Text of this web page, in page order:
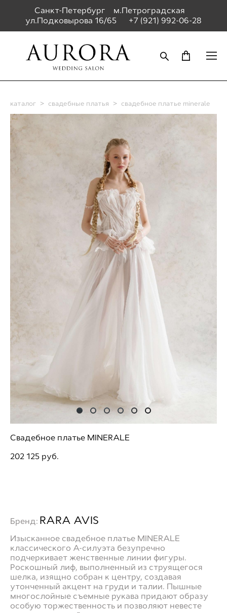
Санкт-Петербург м.Петроградская
ул.Подковырова 16/65 +7 (921) 992-06-28
каталог > свадебные платья > свадебное платье minerale
Свадебное платье MINERALE
202 125 pуб.
Бренд: RARA AVIS
Изысканное свадебное платье MINERALE
классического А-силуэта безупречно
подчеркивает женственные линии фигуры.
Роскошный лиф, выполненный из струящегося
шелка, изящно собран к центру, создавая
утонченный акцент на груди и талии. Пышные
многослойные съемные рукава придают образу
особую торжественность и позволяют невесте